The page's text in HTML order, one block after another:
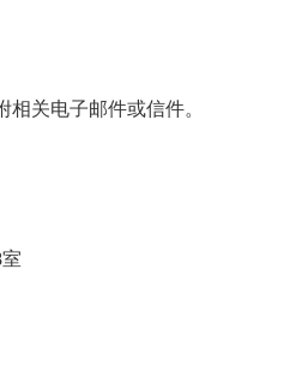
相关电子邮件或信件。